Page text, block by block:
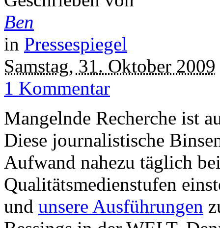
Ben
in Pressespiegel
Samstag, 31. Oktober 2009
1 Kommentar
Mangelnde Recherche ist
Diese journalistische
Aufwand nahezu täglich
Qualitätsmedienstufen
und unsere Ausführungen